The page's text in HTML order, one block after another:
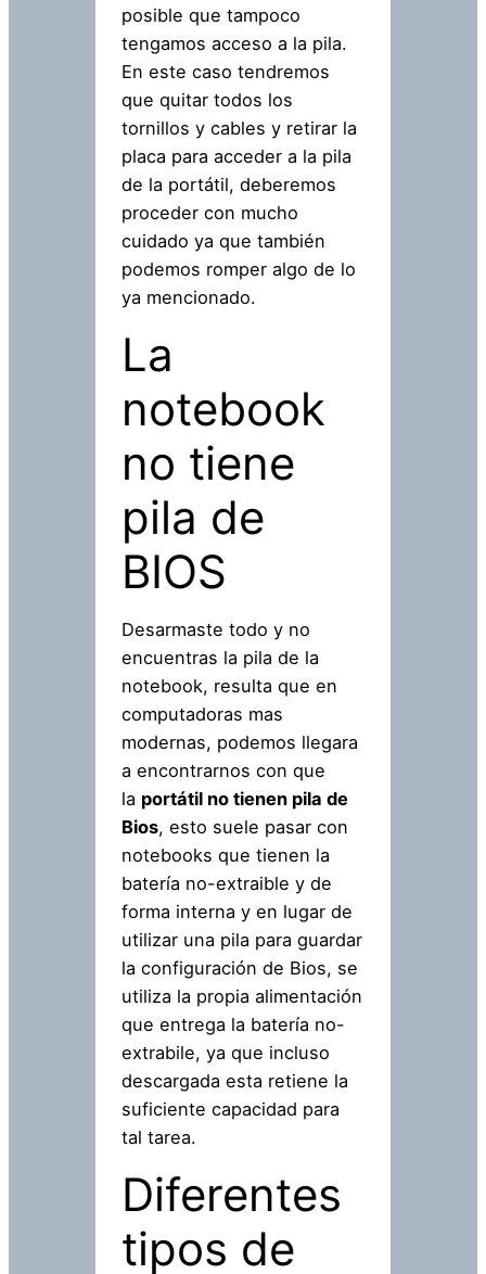
posible que tampoco
tengamos acceso a la pila.
En este caso tendremos
que quitar todos los
tornillos y cables y retirar la
placa para acceder a la pila
de la portátil, deberemos
proceder con mucho
cuidado ya que también
podemos romper algo de lo
ya mencionado.
La
notebook
no tiene
pila de
BIOS
Desarmaste todo y no
encuentras la pila de la
notebook, resulta que en
computadoras mas
modernas, podemos llegara
a encontrarnos con que
la portátil no tienen pila de
Bios, esto suele pasar con
notebooks que tienen la
batería no-extraible y de
forma interna y en lugar de
utilizar una pila para guardar
la configuración de Bios, se
utiliza la propia alimentación
que entrega la batería no-
extrabile, ya que incluso
descargada esta retiene la
suficiente capacidad para
tal tarea.
Diferentes
tipos de